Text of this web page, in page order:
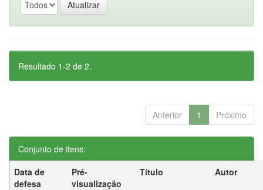
Resultado 1-2 de 2.
Anterior 1 Próximo
Conjunto de itens:
Data de
defesa
Pré-
visualização
Título Autor